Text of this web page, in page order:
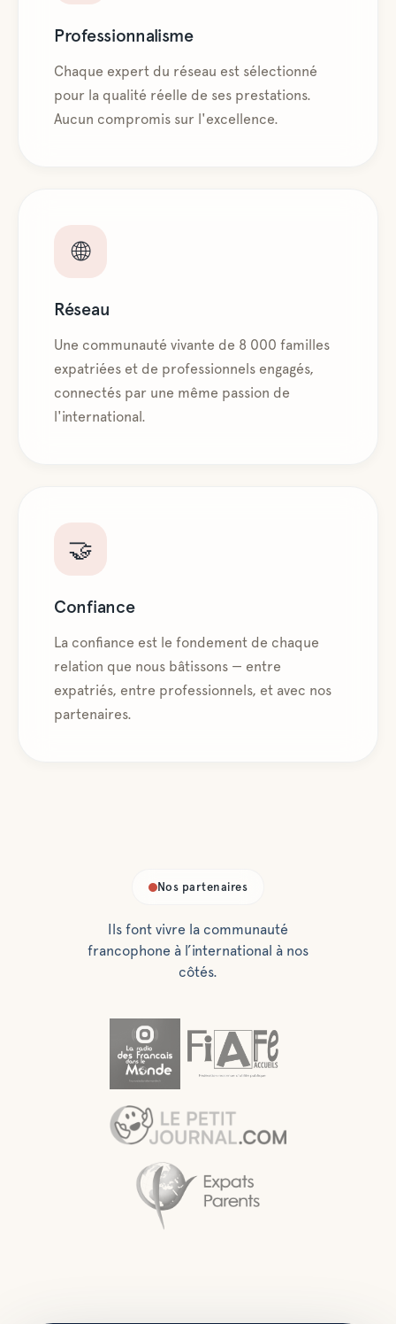
Professionnalisme
Chaque expert du réseau est sélectionné
pour la qualité réelle de ses prestations.
Aucun compromis sur l'excellence.
🌐
Réseau
Une communauté vivante de 8 000 familles
expatriées et de professionnels engagés,
connectés par une même passion de
l'international.
🤝
Confiance
La confiance est le fondement de chaque
relation que nous bâtissons — entre
expatriés, entre professionnels, et avec nos
partenaires.
Nos partenaires
Ils font vivre la communauté
francophone à l’international à nos
côtés.